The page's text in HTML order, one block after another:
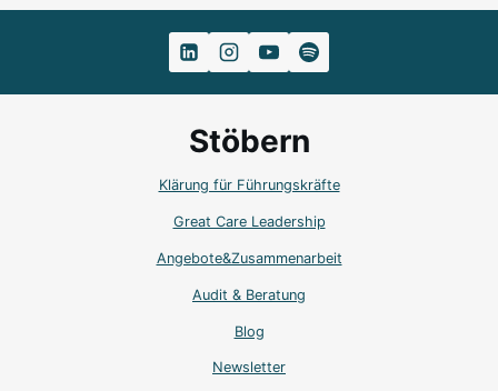
Alternative:
Stöbern
Klärung für Führungskräfte
Great Care Leadership
Angebote&Zusammenarbeit
Audit & Beratung
Blog
Newsletter